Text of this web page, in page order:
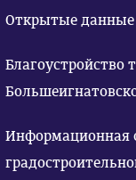
Открытые данные
Благоустройство
Информационная